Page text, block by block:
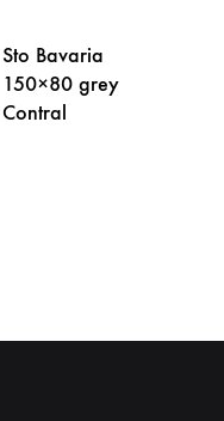
Sto Bavaria
150×80 grey
Contral